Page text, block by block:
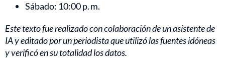
Sábado: 10:00 p. m.
Este texto fue realizado con colaboración de un asistente de
IA y editado por un periodista que utilizó las fuentes idóneas
y verificó en su totalidad los datos.